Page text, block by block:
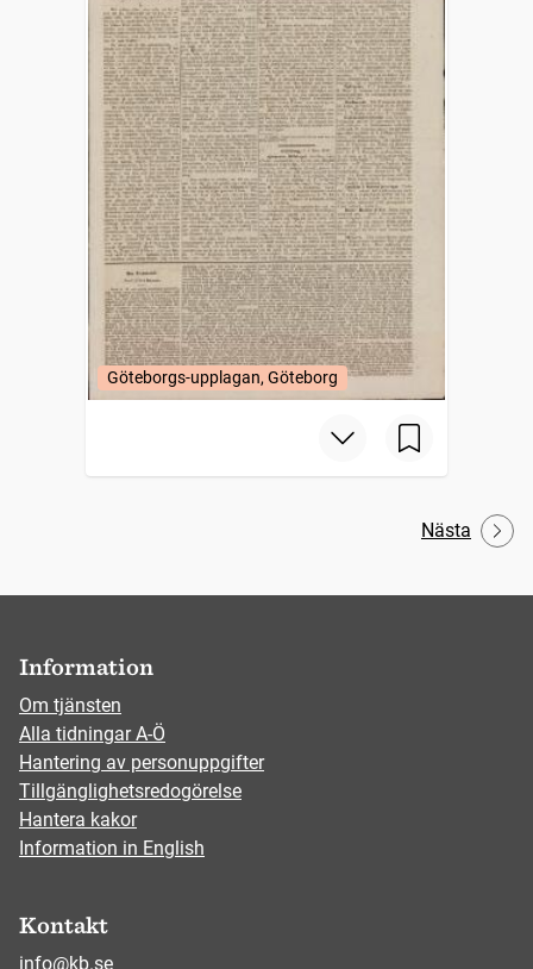
Göteborgs-upplagan, Göteborg
Nästa
Information
Om tjänsten
Alla tidningar A-Ö
Hantering av personuppgifter
Tillgänglighetsredogörelse
Hantera kakor
Information in English
Kontakt
info@kb.se